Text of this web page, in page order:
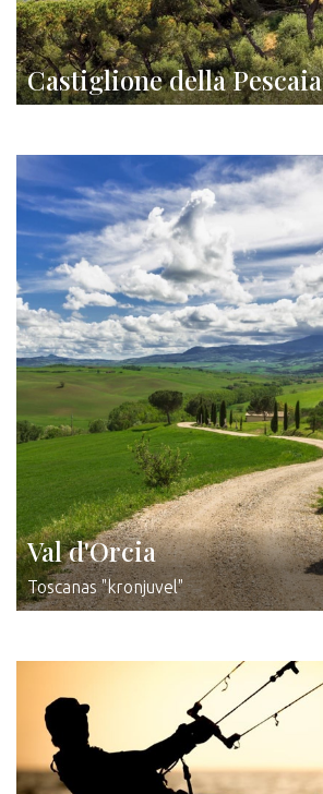
Castiglione della Pescaia
Val d'Orcia
Toscanas "kronjuvel"